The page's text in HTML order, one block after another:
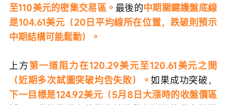
至110美元的密集交易區。 最後的中期關鍵護盤底線
是104.61美元（20日平均線所在位置，跌破則預示
中期結構可能鬆動）。
上方第一道阻力在120.29美元至120.61美元之間
（近期多次試圖突破均告失敗）。如果成功突破，
下一目標是124.92美元（5月8日大漲時的收盤價區